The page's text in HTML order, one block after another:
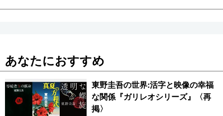
あなたにおすすめ
東野圭吾の世界:活字と映像の幸福
な関係『ガリレオシリーズ』〈再
掲〉